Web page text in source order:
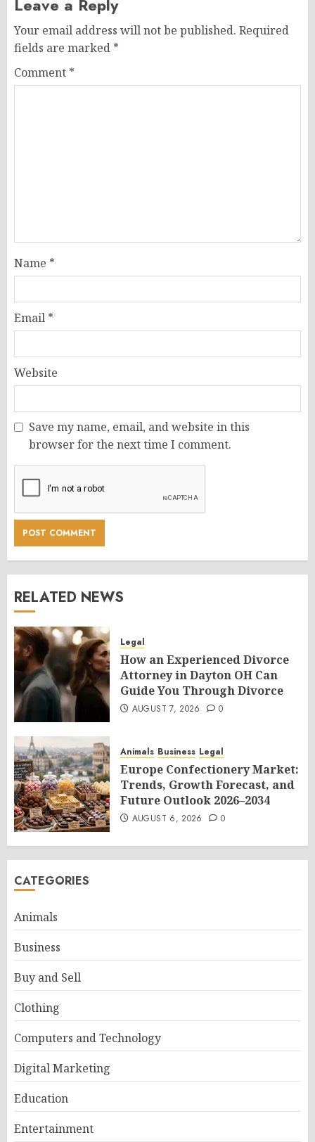
Leave a Reply
Your email address will not be published. Required
fields are marked *
Comment *
Name *
Email *
Website
Save my name, email, and website in this
browser for the next time I comment.
RELATED NEWS
Legal
How an Experienced Divorce
Attorney in Dayton OH Can
Guide You Through Divorce
AUGUST 7, 2026 0
Animals Business Legal
Europe Confectionery Market:
Trends, Growth Forecast, and
Future Outlook 2026–2034
AUGUST 6, 2026 0
CATEGORIES
Animals
Business
Buy and Sell
Clothing
Computers and Technology
Digital Marketing
Education
Entertainment